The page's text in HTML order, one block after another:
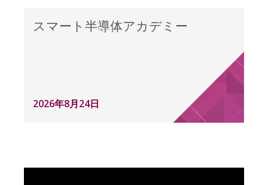
スマート半導体アカデミー
2026年8月24日